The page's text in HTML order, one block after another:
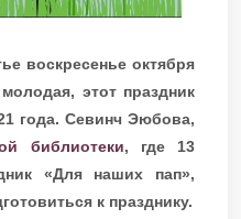
воскресенье октября
этот праздник
года. Севинч Эюбова,
библиотеки, где 13
«Для наших пап»,
к празднику.